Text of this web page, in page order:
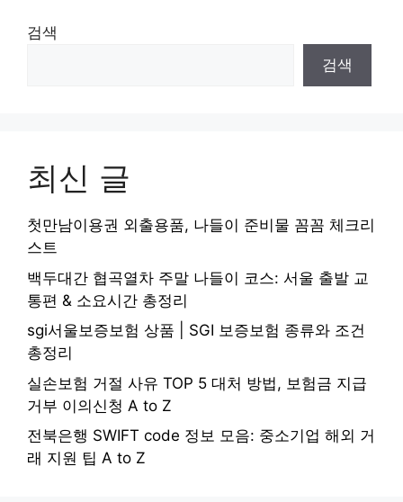
검색
검색
최신 글
첫만남이용권 외출용품, 나들이 준비물 꼼꼼 체크리
스트
백두대간 협곡열차 주말 나들이 코스: 서울 출발 교
통편 & 소요시간 총정리
sgi서울보증보험 상품 | SGI 보증보험 종류와 조건
총정리
실손보험 거절 사유 TOP 5 대처 방법, 보험금 지급
거부 이의신청 A to Z
전북은행 SWIFT code 정보 모음: 중소기업 해외 거
래 지원 팁 A to Z